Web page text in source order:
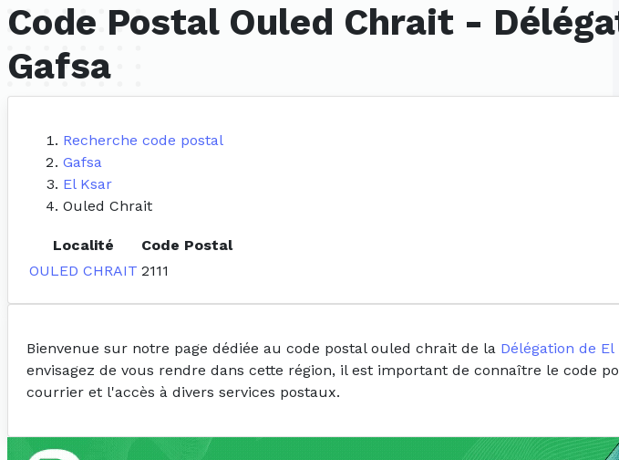
Code Postal Ouled Chrait -
Gafsa
Recherche code postal
Gafsa
El Ksar
Ouled Chrait
Localité
Code Postal
OULED CHRAIT 2111
Bienvenue sur notre page dédiée au code postal ouled chrait de la Délégation de El
envisagez de vous rendre dans cette région, il est important de connaître le code
courrier et l'accès à divers services postaux.